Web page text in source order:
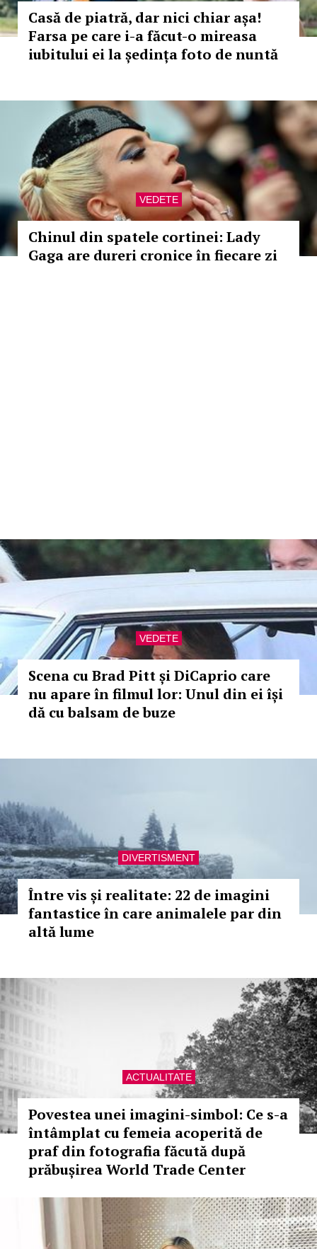
Casă de piatră, dar nici chiar așa!
Farsa pe care i-a făcut-o mireasa
iubitului ei la ședința foto de nuntă
VEDETE
Chinul din spatele cortinei: Lady
Gaga are dureri cronice în fiecare zi
VEDETE
Scena cu Brad Pitt și DiCaprio care
nu apare în filmul lor: Unul din ei își
dă cu balsam de buze
DIVERTISMENT
Între vis și realitate: 22 de imagini
fantastice în care animalele par din
altă lume
ACTUALITATE
Povestea unei imagini-simbol: Ce s-a
întâmplat cu femeia acoperită de
praf din fotografia făcută după
prăbușirea World Trade Center